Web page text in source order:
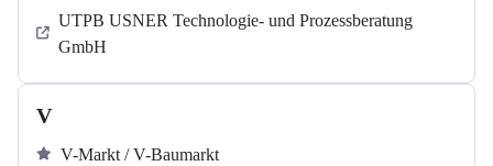
UTPB USNER Technologie- und Prozessberatung
GmbH
V
V-Markt / V-Baumarkt